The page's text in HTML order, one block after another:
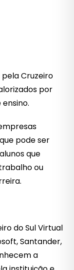
Cruzeiro
por
pode ser
que
ou
do Sul Virtual
Santander,
a